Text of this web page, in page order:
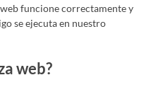
funcione correctamente y
se ejecuta en nuestro
web?